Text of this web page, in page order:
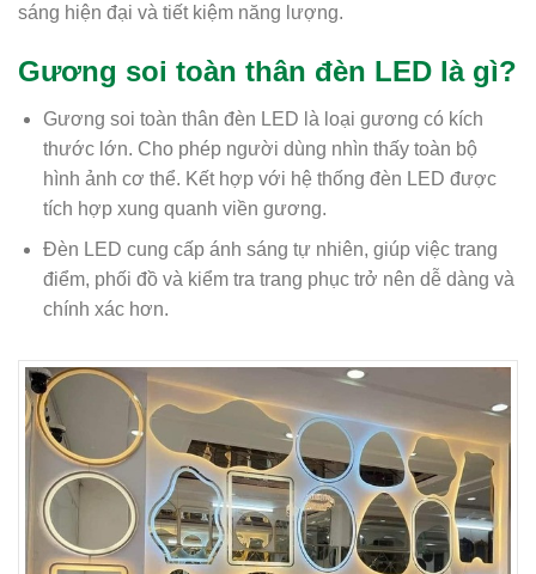
sáng hiện đại và tiết kiệm năng lượng.
Gương soi toàn thân đèn LED là gì?
Gương soi toàn thân đèn LED là loại gương có kích
thước lớn. Cho phép người dùng nhìn thấy toàn bộ
hình ảnh cơ thể. Kết hợp với hệ thống đèn LED được
tích hợp xung quanh viền gương.
Đèn LED cung cấp ánh sáng tự nhiên, giúp việc trang
điểm, phối đồ và kiểm tra trang phục trở nên dễ dàng và
chính xác hơn.